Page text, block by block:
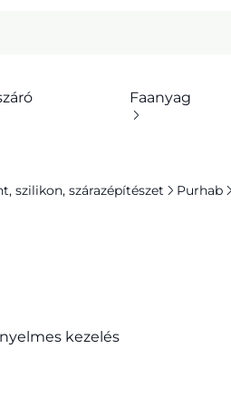
Faanyag
szilikon, szárazépítészet Purhab
kezelés